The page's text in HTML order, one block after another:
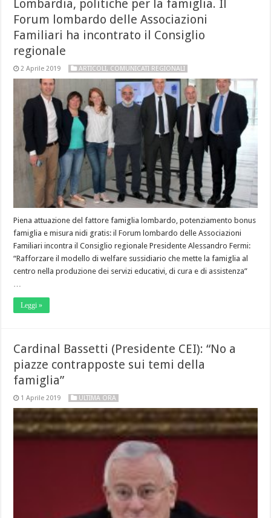
Lombardia, politiche per la famiglia. Il
Forum lombardo delle Associazioni
Familiari ha incontrato il Consiglio
regionale
2 Aprile 2019 ARTICOLI, COMUNICATI REGIONALI
Piena attuazione del fattore famiglia lombardo, potenziamento bonus
famiglia e misura nidi gratis: il Forum lombardo delle Associazioni
Familiari incontra il Consiglio regionale Presidente Alessandro Fermi:
“Rafforzare il modello di welfare sussidiario che mette la famiglia al
centro nella produzione dei servizi educativi, di cura e di assistenza”
…
Leggi »
Cardinal Bassetti (Presidente CEI): “No a
piazze contrapposte sui temi della
famiglia”
1 Aprile 2019 ULTIMA ORA